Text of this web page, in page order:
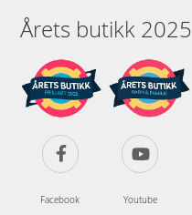
Årets butikk 2025
Facebook Youtube